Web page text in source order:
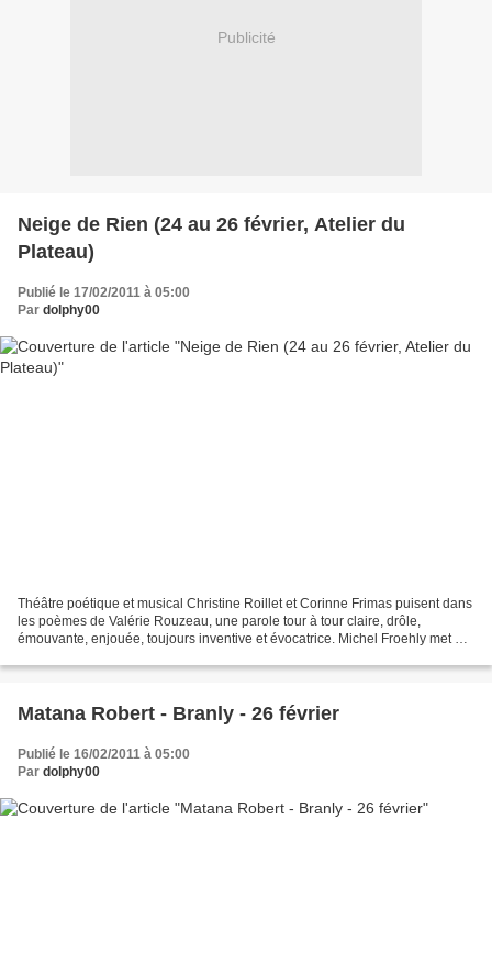
Publicité
Neige de Rien (24 au 26 février, Atelier du
Plateau)
Publié le 17/02/2011 à 05:00
Par dolphy00
Théâtre poétique et musical Christine Roillet et Corinne Frimas puisent dans
les poèmes de Valérie Rouzeau, une parole tour à tour claire, drôle,
émouvante, enjouée, toujours inventive et évocatrice. Michel Froehly met en
Matana Robert - Branly - 26 février
Publié le 16/02/2011 à 05:00
Par dolphy00